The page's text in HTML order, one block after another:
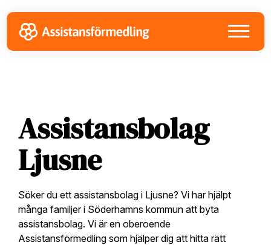
to
primary
navigation
to
main
content
to
footer
Assistansbolag
Ljusne
Söker du ett assistansbolag i Ljusne? Vi har hjälpt
många familjer i Söderhamns kommun att byta
assistansbolag. Vi är en oberoende
Assistansförmedling som hjälper dig att hitta rätt